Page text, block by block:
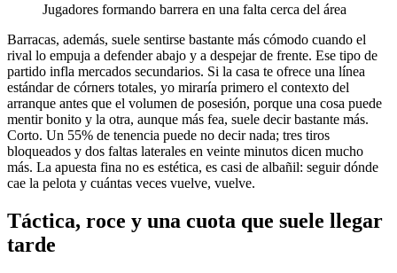
Jugadores formando barrera en una falta cerca del área
Barracas, además, suele sentirse bastante más cómodo cuando el
rival lo empuja a defender abajo y a despejar de frente. Ese tipo de
partido infla mercados secundarios. Si la casa te ofrece una línea
estándar de córners totales, yo miraría primero el contexto del
arranque antes que el volumen de posesión, porque una cosa puede
mentir bonito y la otra, aunque más fea, suele decir bastante más.
Corto. Un 55% de tenencia puede no decir nada; tres tiros
bloqueados y dos faltas laterales en veinte minutos dicen mucho
más. La apuesta fina no es estética, es casi de albañil: seguir dónde
cae la pelota y cuántas veces vuelve, vuelve.
Táctica, roce y una cuota que suele llegar
tarde